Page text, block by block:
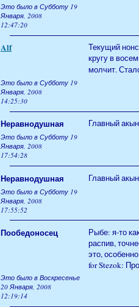
Это было в Субботу 19
Января, 2008
12:47:20
Alf
Текущий
кругу в
молчит.
Это было в Субботу 19
Января, 2008
14:25:30
Неравнодушная Главный
Это было в Субботу 19
Января, 2008
17:54:28
Неравнодушная Главный
Это было в Субботу 19
Января, 2008
17:55:52
Пообедоносец
Рыбе: я-то
распив,
это,
for Stezok:
Это было в Воскресенье
20 Января, 2008
12:19:14